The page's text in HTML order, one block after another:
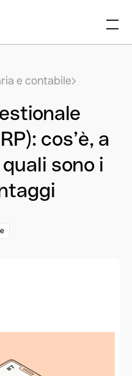
e contabile
cos’è, a
sono i